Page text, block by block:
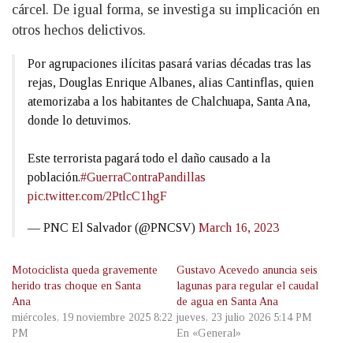
cárcel. De igual forma, se investiga su implicación en
otros hechos delictivos.
Por agrupaciones ilícitas pasará varias décadas tras las
rejas, Douglas Enrique Albanes, alias Cantinflas, quien
atemorizaba a los habitantes de Chalchuapa, Santa Ana,
donde lo detuvimos.
Este terrorista pagará todo el daño causado a la
población.#GuerraContraPandillas
pic.twitter.com/2PtlcC1hgF
— PNC El Salvador (@PNCSV) March 16, 2023
Motociclista queda gravemente
herido tras choque en Santa
Ana
miércoles, 19 noviembre 2025 8:22
PM
Gustavo Acevedo anuncia seis
lagunas para regular el caudal
de agua en Santa Ana
jueves, 23 julio 2026 5:14 PM
En «General»